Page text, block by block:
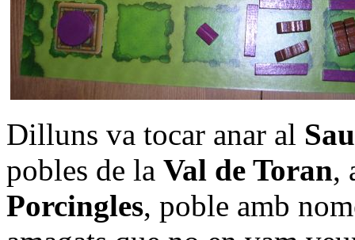
Dilluns va tocar anar al
pobles de la Val de Toran,
Porcingles, poble amb